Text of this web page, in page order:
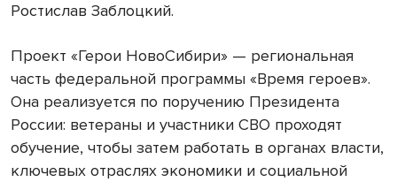
Ростислав Заблоцкий.
Проект «Герои НовоСибири» — региональная
часть федеральной программы «Время героев».
Она реализуется по поручению Президента
России: ветераны и участники СВО проходят
обучение, чтобы затем работать в органах власти,
ключевых отраслях экономики и социальной